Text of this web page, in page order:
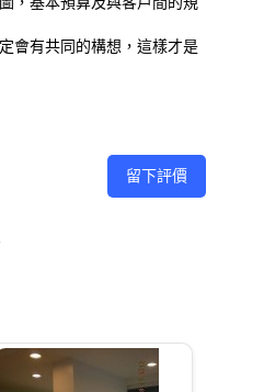
會有共同的構想，這樣才是
留下評價